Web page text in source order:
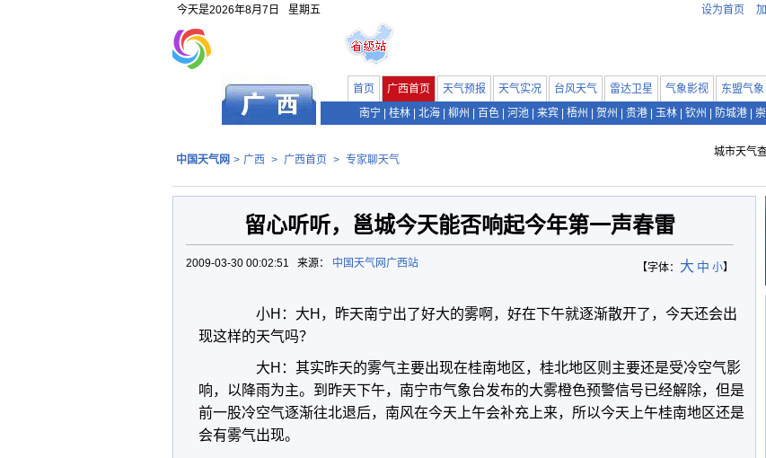
今天是2026年8月7日 星期五 设为首页
首页 广西首页 天气预报 天气实况 台风天气 雷达卫星 气象影视 东盟气象
南宁
桂林 北海 柳州 百色 河池 来宾 梧州 贺州 贵港 玉林 钦州 防城港
中国天气网 > 广西 > 广西首页 > 专家聊天气
城市天气查
留心听听，邕城今天能否响起今年第一声春雷
【字体： 大 中 小】
2009-03-30 00:02:51 来源： 中国天气网广西站
小H：大H，昨天南宁出了好大的雾啊，好在下午就逐渐散开了，今天还会出
现这样的天气吗？
大H：其实昨天的雾气主要出现在桂南地区，桂北地区则主要还是受冷空气影
响，以降雨为主。到昨天下午，南宁市气象台发布的大雾橙色预警信号已经解除，但是
前一股冷空气逐渐往北退后，南风在今天上午会补充上来，所以今天上午桂南地区还是
会有雾气出现。